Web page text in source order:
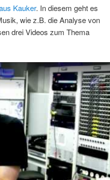
Kauker. In diesem geht es
wie z.B. die Analyse von
drei Videos zum Thema